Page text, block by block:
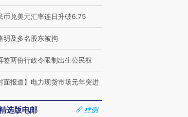
度Z世代 用街头抗争将教
育部长拱下台
机”？难民潮撕裂西班牙
飞地休达
币兑美元汇率连日升破6.75
明及多名股东被拘
签两份行政令限制出生公民权
面报道】电力现货市场元年突进
选版电邮
样例